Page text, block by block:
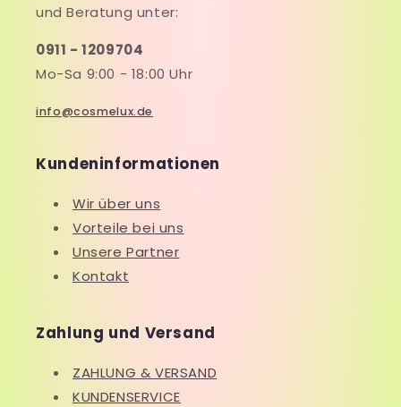
und Beratung unter:
0911 - 1209704
Mo-Sa 9:00 - 18:00 Uhr
info@cosmelux.de
Kundeninformationen
Wir über uns
Vorteile bei uns
Unsere Partner
Kontakt
Zahlung und Versand
ZAHLUNG & VERSAND
KUNDENSERVICE